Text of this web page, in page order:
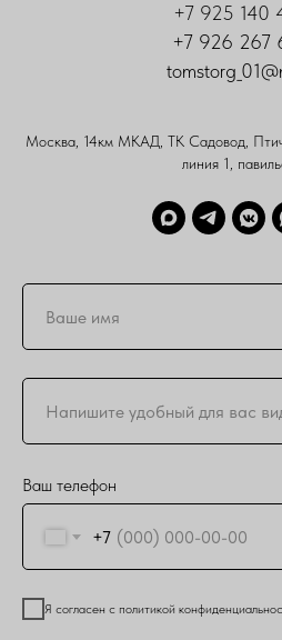
+7 925 140
+7 926 267
Москва, 14км МКАД, ТК Садовод,
линия 1,
Ваш телефон
+7
Я согласен с политикой